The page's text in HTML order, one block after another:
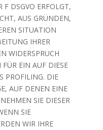
F DSGVO ERFOLGT,
AUS GRÜNDEN,
SITUATION
IHRER
WIDERSPRUCH
EIN AUF DIESE
PROFILING. DIE
AUF DENEN EINE
SIE DIESER
SIE
WIR IHRE